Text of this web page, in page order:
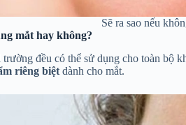
Sẽ ra sao nếu
mắt hay không?
đều có thể sử dụng cho toàn bộ
riêng biệt dành cho mắt.